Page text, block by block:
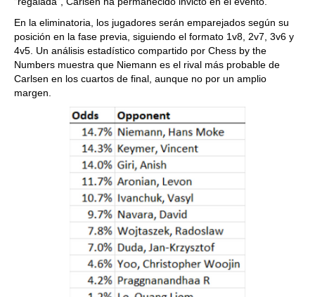
En la eliminatoria, los jugadores serán emparejados según su
posición en la fase previa, siguiendo el formato 1v8, 2v7, 3v6 y
4v5. Un análisis estadístico compartido por Chess by the
Numbers muestra que Niemann es el rival más probable de
Carlsen en los cuartos de final, aunque no por un amplio
margen.